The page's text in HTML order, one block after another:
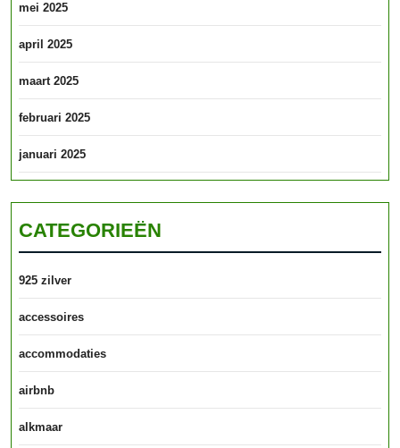
mei 2025
april 2025
maart 2025
februari 2025
januari 2025
CATEGORIEËN
925 zilver
accessoires
accommodaties
airbnb
alkmaar